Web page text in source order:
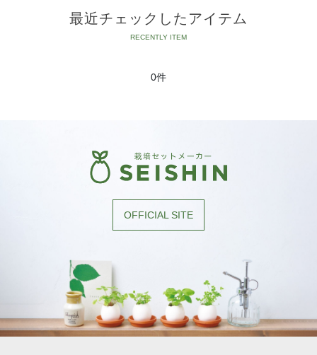
［植物別］ ミズナ
［植物別］ ルッコラ
［植物別］ アップルミント
［植物別］ イタリアンパセリ
［植物別］ オレンジバーム
最近チェックしたアイテム
0件
OFFICIAL SITE